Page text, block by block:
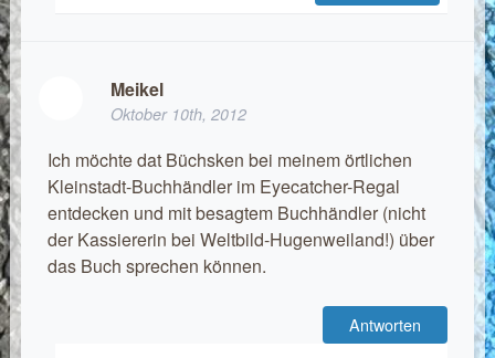
Meikel
Oktober 10th, 2012
Ich möchte dat Büchsken bei meinem örtlichen
Kleinstadt-Buchhändler im Eyecatcher-Regal
entdecken und mit besagtem Buchhändler (nicht
der Kassiererin bei Weltbild-Hugenweiland!) über
das Buch sprechen können.
Antworten